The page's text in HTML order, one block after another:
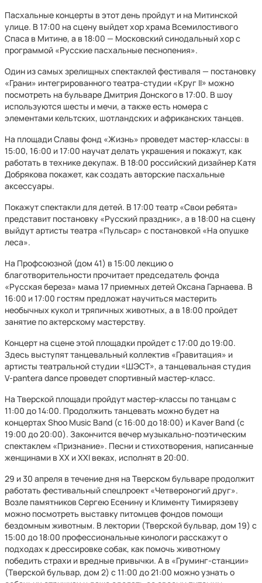
Пасхальные концерты в этот день пройдут и на Митинской
улице. В 17:00 на сцену выйдет хор храма Всемилостивого
Спаса в Митине, а в 18:00 — Московский синодальный хор с
программой «Русские пасхальные песнопения».
Один из самых зрелищных спектаклей фестиваля — постановку
«Грани» интегрированного театра-студии «Круг II» можно
посмотреть на бульваре Дмитрия Донского в 17:00. В шоу
используются шесты и мечи, а также есть номера с
элементами кельтских, шотландских и африканских танцев.
На площади Славы фонд «Жизнь» проведет мастер-классы: в
15:00, 16:00 и 17:00 научат делать украшения и покажут, как
работать в технике декупаж. В 18:00 российский дизайнер Катя
Добрякова покажет, как создать авторские пасхальные
аксессуары.
Покажут спектакли для детей. В 17:00 театр «Свои ребята»
представит постановку «Русский праздник», а в 18:00 на сцену
выйдут артисты театра «Пульсар» с постановкой «На опушке
леса».
На Профсоюзной (дом 41) в 15:00 лекцию о
благотворительности прочитает председатель фонда
«Русская береза» мама 17 приемных детей Оксана Гарнаева. В
16:00 и 17:00 гостям предложат научиться мастерить
необычных кукол и тряпичных животных, а в 18:00 пройдет
занятие по актерскому мастерству.
Концерт на сцене этой площадки пройдет с 17:00 до 19:00.
Здесь выступят танцевальный коллектив «Гравитация» и
артисты театральной студии «ШЭСТ», а танцевальная студия
V-pantera dance проведет спортивный мастер-класс.
На Тверской площади пройдут мастер-классы по танцам с
11:00 до 14:00. Продолжить танцевать можно будет на
концертах Shoo Music Band (с 16:00 до 18:00) и Kaver Band (с
19:00 до 20:00). Закончится вечер музыкально-поэтическим
спектаклем «Признание». Песни и стихотворения, написанные
женщинами в XX и XXI веках, исполнят в 20:00.
29 и 30 апреля в течение дня на Тверском бульваре продолжит
работать фестивальный спецпроект «Четвероногий друг».
Возле памятников Сергею Есенину и Клименту Тимирязеву
можно посмотреть выставку питомцев фондов помощи
бездомным животным. В лектории (Тверской бульвар, дом 19) с
15:00 до 18:00 профессиональные кинологи расскажут о
подходах к дрессировке собак, как помочь животному
победить страхи и вредные привычки. А в «Груминг-станции»
(Тверской бульвар, дом 2) с 11:00 до 21:00 можно узнать о